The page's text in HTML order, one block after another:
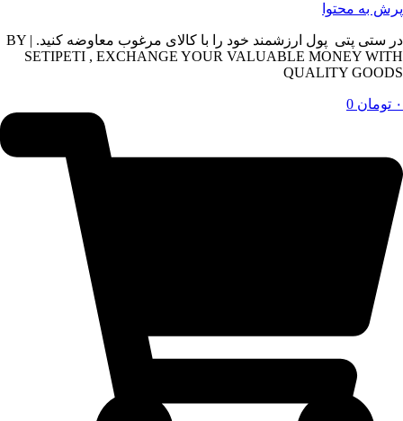
پرش به محتوا
در ستی پتی پول ارزشمند خود را با کالای مرغوب معاوضه کنید. | BY
SETIPETI , EXCHANGE YOUR VALUABLE MONEY WITH
QUALITY GOODS
۰ تومان 0